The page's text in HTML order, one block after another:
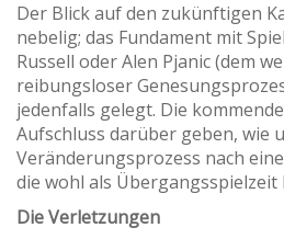
Der Blick auf den zukünftigen
nebelig; das Fundament mit
Russell oder Alen Pjanic (dem
reibungsloser
jedenfalls gelegt. Die
Aufschluss darüber geben, wie
Veränderungsprozess nach
die wohl als
Die Verletzungen